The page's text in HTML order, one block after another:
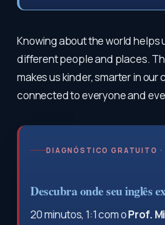
Knowing about the world helps
different people and places.
makes us kinder, smarter in our
connected to everyone and
DIAGNÓSTICO GRATUITO
Descubra onde seu inglês
20 minutos, 1:1 com oProf.